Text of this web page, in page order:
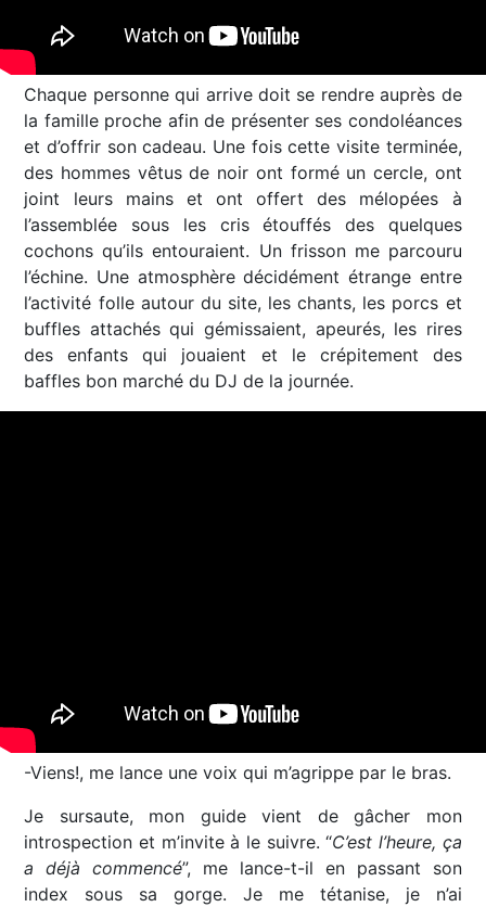
Chaque personne qui arrive doit se rendre auprès de
la famille proche afin de présenter ses condoléances
et d’offrir son cadeau. Une fois cette visite terminée,
des hommes vêtus de noir ont formé un cercle, ont
joint leurs mains et ont offert des mélopées à
l’assemblée sous les cris étouffés des quelques
cochons qu’ils entouraient. Un frisson me parcouru
l’échine. Une atmosphère décidément étrange entre
l’activité folle autour du site, les chants, les porcs et
buffles attachés qui gémissaient, apeurés, les rires
des enfants qui jouaient et le crépitement des
baffles bon marché du DJ de la journée.
-Viens!, me lance une voix qui m’agrippe par le bras.
Je sursaute, mon guide vient de gâcher mon
introspection et m’invite à le suivre. “C’est l’heure, ça
a déjà commencé”, me lance-t-il en passant son
index sous sa gorge. Je me tétanise, je n’ai